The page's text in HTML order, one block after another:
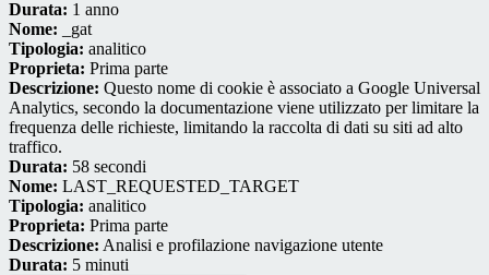
Durata: 1 anno
Nome: _gat
Tipologia: analitico
Proprieta: Prima parte
Descrizione: Questo nome di cookie è associato a Google Universal
Analytics, secondo la documentazione viene utilizzato per limitare la
frequenza delle richieste, limitando la raccolta di dati su siti ad alto
traffico.
Durata: 58 secondi
Nome: LAST_REQUESTED_TARGET
Tipologia: analitico
Proprieta: Prima parte
Descrizione: Analisi e profilazione navigazione utente
Durata: 5 minuti